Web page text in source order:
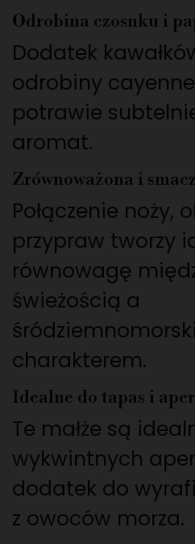
Odrobina czosnku i
Dodatek
odrobiny
potrawie
aromat.
Zrównoważona i
Połączenie noży,
przypraw tworzy
równowagę
świeżością a
charakterem.
Idealne do tapas i
Te małże są
wykwintnych
dodatek do
z owoców morza.